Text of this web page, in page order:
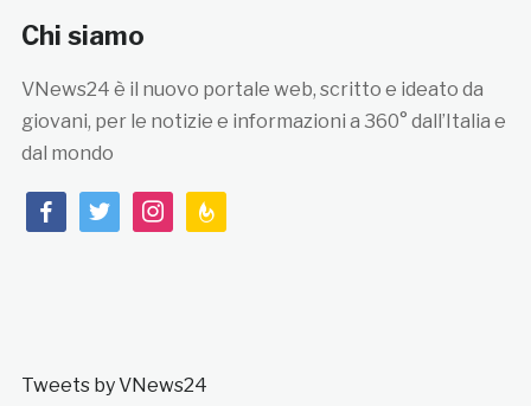
Chi siamo
VNews24 è il nuovo portale web, scritto e ideato da
giovani, per le notizie e informazioni a 360° dall’Italia e
dal mondo
facebooktwitterinstagramfeedburner
Tweets by VNews24